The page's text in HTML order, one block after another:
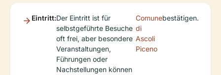
Eintritt:Der Eintritt ist für
selbstgeführte Besuche
oft frei, aber besondere
Veranstaltungen,
Führungen oder
Nachstellungen können
Comune
di
Ascoli
Piceno
bestätigen.